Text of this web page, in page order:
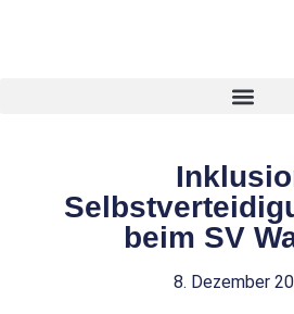
beim SV
8. Dezember